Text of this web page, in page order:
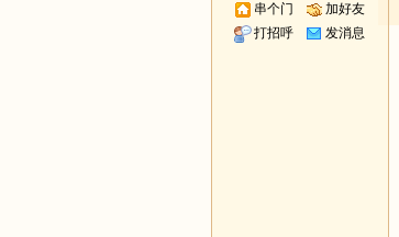
串个门
加好友
打招呼
发消息